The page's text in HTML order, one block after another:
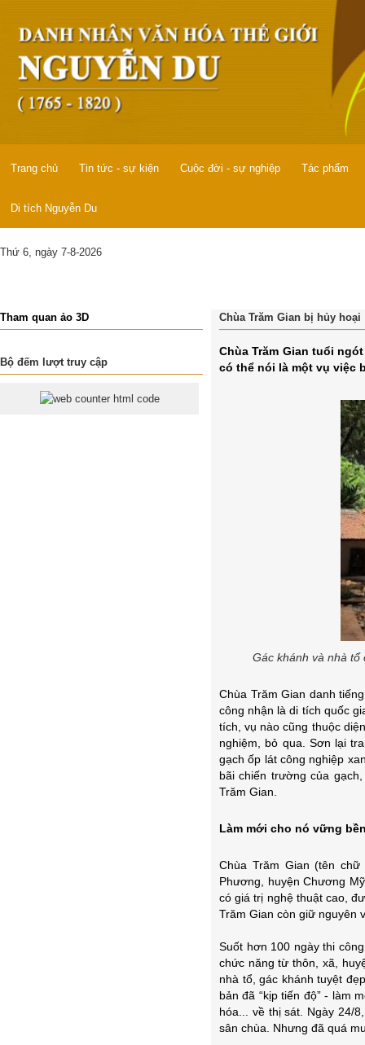
Trang chủ Tin tức - sự kiện Cuộc đời - sự nghiệp Tác phẩm
Di tích Nguyễn Du
Thứ 6, ngày 7-8-2026
Tham quan ảo 3D
Bộ đếm lượt truy cập
Chùa Trăm Gian bị hủy hoại
Chùa Trăm Gian tuổi
có thể nói là một vụ việc
Gác khánh và nhà
Chùa Trăm Gian danh
công nhận là di tích quốc
tích, vụ nào cũng thuộc
nghiệm, bỏ qua. Sơn lại
gạch ốp lát công nghiệp
bãi chiến trường của
Trăm Gian.
Làm mới cho nó vững
Chùa Trăm Gian (tên
Phương, huyện Chương
có giá trị nghệ thuật cao,
Trăm Gian còn giữ nguyên
Suốt hơn 100 ngày thi
chức năng từ thôn, xã,
nhà tổ, gác khánh tuyệt
bản đã “kịp tiến độ” - làm
hóa... về thị sát. Ngày 24/
sân chùa. Nhưng đã quá